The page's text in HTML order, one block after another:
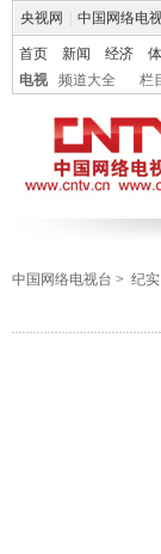
央视网 中国网络电
首页 新闻 经济
电视
频道大全 栏
中国网络电视台 > 纪